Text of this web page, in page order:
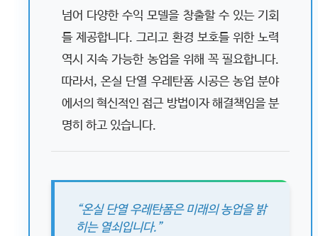
넘어 다양한 수익 모델을 창출할 수 있는 기회
를 제공합니다. 그리고 환경 보호를 위한 노력
역시 지속 가능한 농업을 위해 꼭 필요합니다.
따라서, 온실 단열 우레탄폼 시공은 농업 분야
에서의 혁신적인 접근 방법이자 해결책임을 분
명히 하고 있습니다.
“온실 단열 우레탄폼은 미래의 농업을 밝
히는 열쇠입니다.”